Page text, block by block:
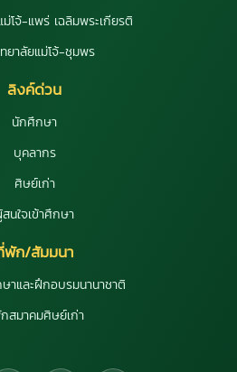
โจ้-แพร่ เฉลิมพระเกียรติ
ยาลัยแม่โจ้-ชุมพร
ลิงค์ด่วน
นักศึกษา
บุคลากร
ศิษย์เก่า
นใจเข้าศึกษา
พัก/สัมมนา
าและฝึกอบรมนานาชาติ
สมาคมศิษย์เก่า